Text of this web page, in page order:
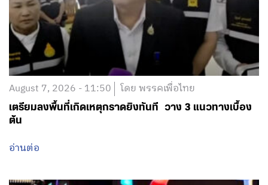
August 7, 2026 - 11:50 โดย พรรคเพื่อไทย
เตรียมลงพื้นที่เกิดเหตุกราดยิงทันที วาง 3 แนวทางเบื้อง
ต้น
อ่านต่อ